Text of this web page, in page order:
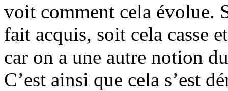
voit comment cela évolue.
fait acquis, soit cela casse
car on a une autre notion
C’est ainsi que cela s’est